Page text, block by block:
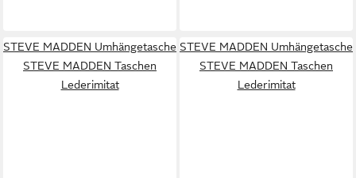
STEVE MADDEN Umhängetasche
STEVE MADDEN Taschen
Lederimitat
STEVE MADDEN Umhängetasche
STEVE MADDEN Taschen
Lederimitat